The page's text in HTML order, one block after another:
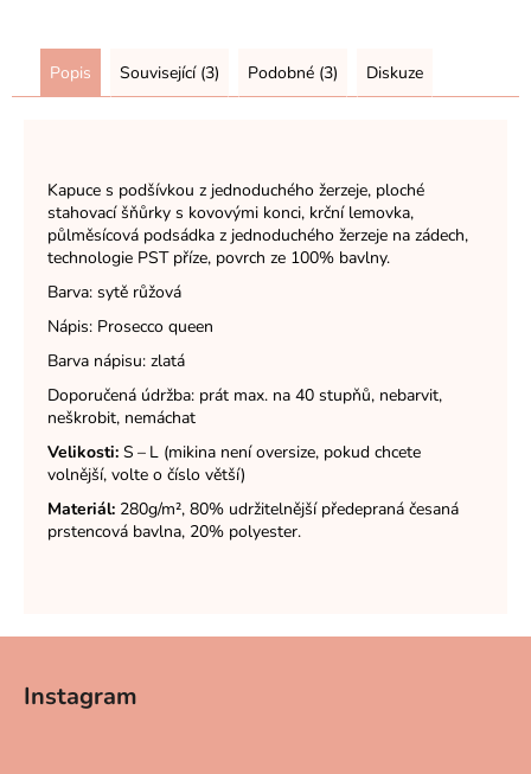
Popis Související (3) Podobné (3) Diskuze
Kapuce s podšívkou z jednoduchého žerzeje, ploché
stahovací šňůrky s kovovými konci, krční lemovka,
půlměsícová podsádka z jednoduchého žerzeje na zádech,
technologie PST příze, povrch ze 100% bavlny.
Barva: sytě růžová
Nápis: Prosecco queen
Barva nápisu: zlatá
Doporučená údržba: prát max. na 40 stupňů, nebarvit,
neškrobit, nemáchat
Velikosti: S – L (mikina není oversize, pokud chcete
volnější, volte o číslo větší)
Materiál: 280g/m², 80% udržitelnější předepraná česaná
prstencová bavlna, 20% polyester.
Instagram